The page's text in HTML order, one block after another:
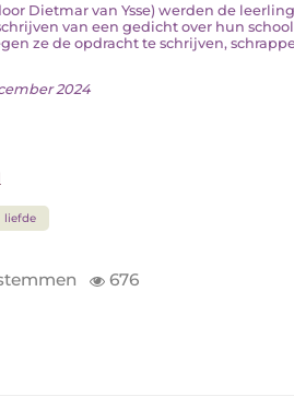
Dietmar van Ysse) werden de
van een gedicht over hun
ze de opdracht te schrijven,
2024
liefde
676